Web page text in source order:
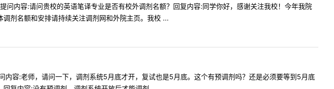
内容:请问贵校的英语笔译专业是否有校外调剂名额？回复内容:同学你好，感谢关注我校！今年我院
剂名额和安排请持续关注调剂网和外院主页。我校 ...
容:老师，请问一下，调剂系统5月底才开，复试也是5月底。这个有预调剂吗？还是必须要等到5月底